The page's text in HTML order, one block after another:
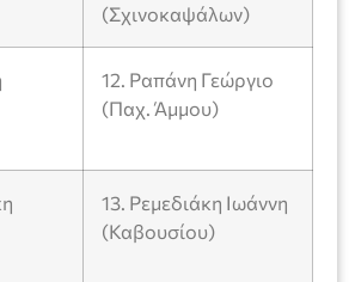
(Σχινοκαψάλων)
12. Ραπάνη Γεώργιο
(Παχ. Άμμου)
13. Ρεμεδιάκη Ιωάννη
(Καβουσίου)